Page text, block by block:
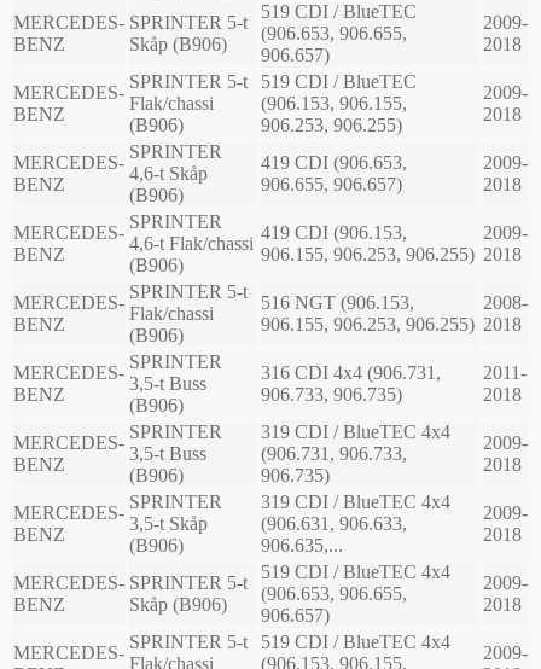
MERCEDES-
BENZ
SPRINTER 5-t
Skåp (B906)
519 CDI / BlueTEC
(906.653, 906.655,
906.657)
2009-
2018
MERCEDES-
BENZ
SPRINTER 5-t
Flak/chassi
(B906)
519 CDI / BlueTEC
(906.153, 906.155,
906.253, 906.255)
2009-
2018
MERCEDES-
BENZ
SPRINTER
4,6-t Skåp
(B906)
419 CDI (906.653,
906.655, 906.657)
2009-
2018
MERCEDES-
BENZ
SPRINTER
4,6-t Flak/chassi
(B906)
419 CDI (906.153,
906.155, 906.253, 906.255)
2009-
2018
MERCEDES-
BENZ
SPRINTER 5-t
Flak/chassi
(B906)
516 NGT (906.153,
906.155, 906.253, 906.255)
2008-
2018
MERCEDES-
BENZ
SPRINTER
3,5-t Buss
(B906)
316 CDI 4x4 (906.731,
906.733, 906.735)
2011-
2018
MERCEDES-
BENZ
SPRINTER
3,5-t Buss
(B906)
319 CDI / BlueTEC 4x4
(906.731, 906.733,
906.735)
2009-
2018
MERCEDES-
BENZ
SPRINTER
3,5-t Skåp
(B906)
319 CDI / BlueTEC 4x4
(906.631, 906.633,
906.635,...
2009-
2018
MERCEDES-
BENZ
SPRINTER 5-t
Skåp (B906)
519 CDI / BlueTEC 4x4
(906.653, 906.655,
906.657)
2009-
2018
MERCEDES-
SPRINTER 5-t
Flak/chassi
519 CDI / BlueTEC 4x4
(906.153, 906.155,
2009-